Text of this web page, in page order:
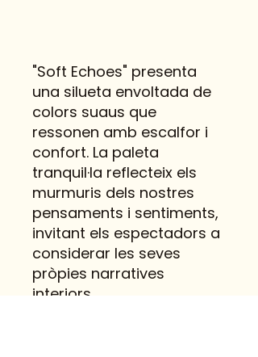
"Soft Echoes" presenta
una silueta envoltada de
colors suaus que
ressonen amb escalfor i
confort. La paleta
tranquil·la reflecteix els
murmuris dels nostres
pensaments i sentiments,
invitant els espectadors a
considerar les seves
pròpies narratives
interiors.